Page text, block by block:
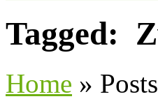
Tagged:
Home »